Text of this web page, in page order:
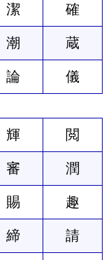
潔 確
潮 蔵
論 儀
輝 閲
審 潤
賜 趣
締 請